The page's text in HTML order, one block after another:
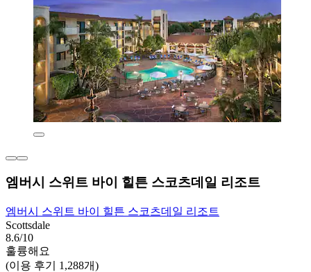
엠버시 스위트 바이 힐튼 스코츠데일 리조트
엠버시 스위트 바이 힐튼 스코츠데일 리조트
Scottsdale
8.6/10
훌륭해요
(이용 후기 1,288개)